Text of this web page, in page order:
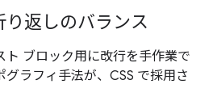
り返しのバランス
ト ブロック用に改行を手作業で
ラフィ手法が、CSS で採用さ